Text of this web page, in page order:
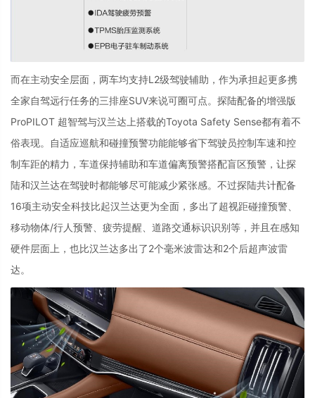
而在主动安全层面，两车均支持L2级驾驶辅助，作为承担起更多携
全家自驾远行任务的三排座SUV来说可圈可点。探陆配备的增强版
ProPILOT 超智驾与汉兰达上搭载的Toyota Safety Sense都有着不
俗表现。自适应巡航和碰撞预警功能能够省下驾驶员控制车速和控
制车距的精力，车道保持辅助和车道偏离预警搭配盲区预警，让探
陆和汉兰达在驾驶时都能够尽可能减少紧张感。不过探陆共计配备
16项主动安全科技比起汉兰达更为全面，多出了超视距碰撞预警、
移动物体/行人预警、疲劳提醒、道路交通标识识别等，并且在感知
硬件层面上，也比汉兰达多出了2个毫米波雷达和2个后超声波雷
达。